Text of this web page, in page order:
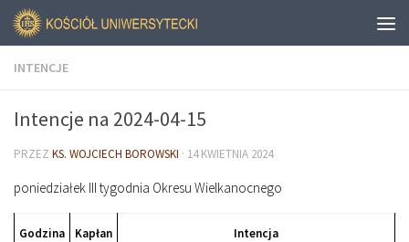
INTENCJE
Intencje na 2024-04-15
PRZEZ KS. WOJCIECH BOROWSKI · 14 KWIETNIA 2024
poniedziałek III tygodnia Okresu Wielkanocnego
Godzina Kapłan Intencja